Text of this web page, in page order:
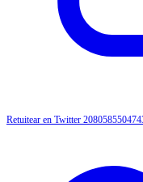
Retuitear en Twitter